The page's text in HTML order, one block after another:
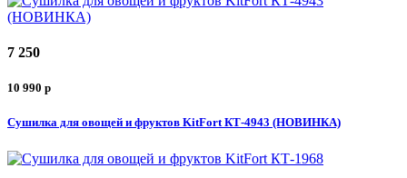
7 250
10 990 p
Сушилка для овощей и фруктов KitFort КТ-4943 (НОВИНКА)